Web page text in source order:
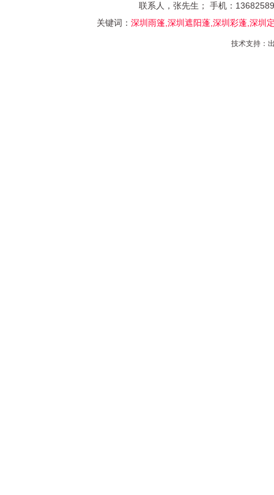
联系人，张先生； 手机：
关键词： 深圳雨篷,深圳遮阳蓬,深圳彩蓬,深圳
技术支持：